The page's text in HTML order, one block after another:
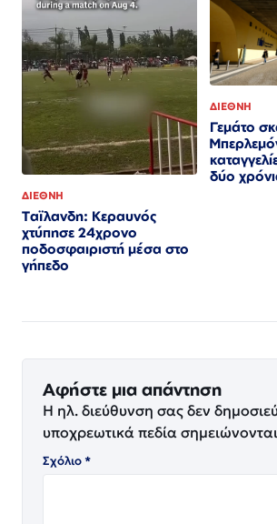
ΔΙΕΘΝΗ
Ταϊλανδη: Κεραυνός
χτύπησε 24χρονο
ποδοσφαιριστή μέσα στο
γήπεδο
ΔΙΕΘΝΗ
Γεμάτο
δύο
Αφήστε μια απάντηση
Η ηλ. διεύθυνση σας δεν
υποχρεωτικά πεδία
Σχόλιο*